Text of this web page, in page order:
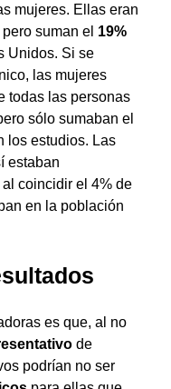
mujeres. Ellas eran
suman el 19%
Unidos. Si se
las mujeres
todas las personas
sólo sumaban el
los estudios. Las
estaban
al coincidir el 4% de
en la población
es que, al no
de
podrían no ser